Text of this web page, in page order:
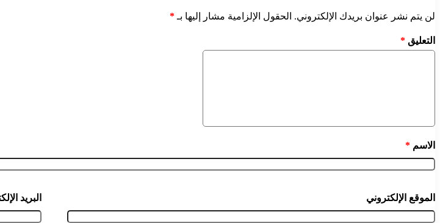
لن يتم نشر عنوان بريدك الإلكتروني. الحقول الإلزامية مشار إليها بـ *
التعليق *
الاسم *
البريد الموقع الإلكتروني